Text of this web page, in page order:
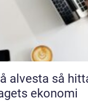
hittar du rätt
ekonomi